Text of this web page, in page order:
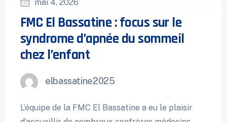
mai 4, 2026
FMC El Bassatine : focus sur le
syndrome d’apnée du sommeil
chez l’enfant
elbassatine2025
L’équipe de la FMC El Bassatine a eu le plaisir